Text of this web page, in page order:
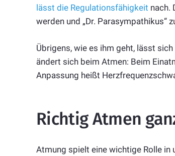
lässt die Regulationsfähigkeit nach.
werden und „Dr. Parasympathikus“
Übrigens, wie es ihm geht, lässt
ändert sich beim Atmen: Beim
Anpassung heißt
Richtig Atmen
Atmung spielt eine wichtige Rolle